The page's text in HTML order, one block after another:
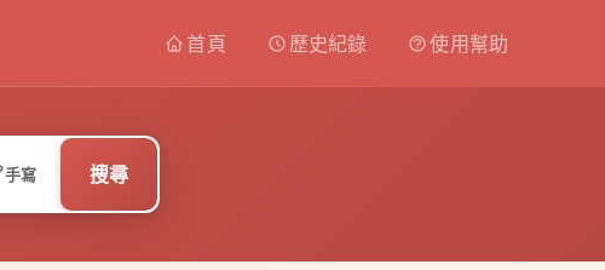
首頁 歷史紀錄 使用幫助
手寫 搜尋